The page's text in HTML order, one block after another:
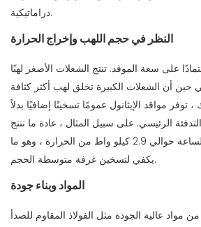
دراماتيكية.
النظر في حجم اللهب وإخراج الحرارة
على سعة الموقد. تنتج الشعلات الأصغر لهبًا
في حين أن الشعلات الكبيرة تخلق لهب أكثر كثافة
توفر مواقد الإيثانول عمومًا تسخينًا إضافيًا بدلاً
الرئيسي. على سبيل المثال ، عادة ما تنتج
الموقد بسعة 1 لتر في الساعة حوالي 2.9 كيلو واط من الحرارة ، وهو ما
يكفي لتسخين غرفة متوسطة الحجم.
المواد وبناء جودة
عالية الجودة مثل الفولاذ المقاوم للصدأ